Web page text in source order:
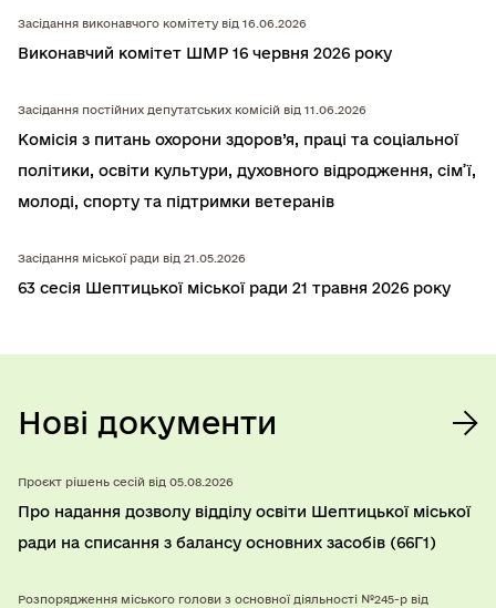
Засідання виконавчого комітету від 16.06.2026
Виконавчий комітет ШМР 16 червня 2026 року
Засідання постійних депутатських комісій від 11.06.2026
Комісія з питань охорони здоров’я, працi та соцiальної
полiтики, освiти культури, духовного вiдродження, сiм’ї,
молодi, спорту та підтримки ветеранів
Засідання міської ради від 21.05.2026
63 сесія Шептицької міської ради 21 травня 2026 року
Нові документи
Проєкт рішень сесій від 05.08.2026
Про надання дозволу відділу освіти Шептицької міської
ради на списання з балансу основних засобів (66Г1)
Розпорядження міського голови з основної діяльності №245-р від